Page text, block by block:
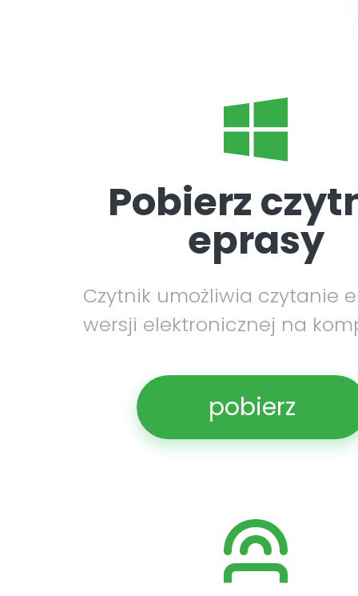
Pobierz
eprasy
Czytnik umożliwia czytanie
wersji elektronicznej na
pobierz